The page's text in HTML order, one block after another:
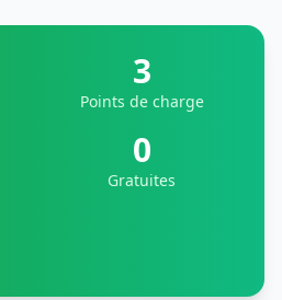
3
Points de charge
0
Gratuites